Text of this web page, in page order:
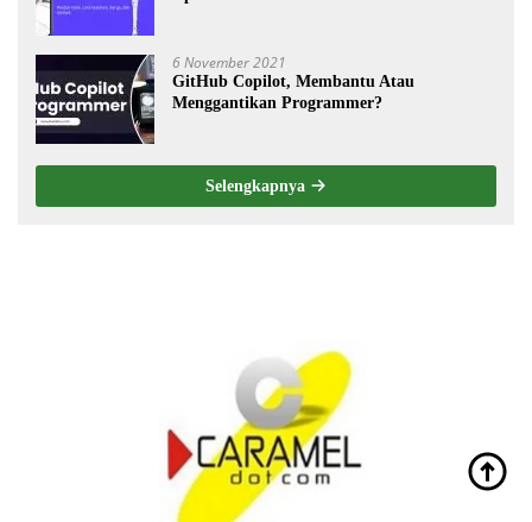
6 November 2021
GitHub Copilot, Membantu Atau
Menggantikan Programmer?
Selengkapnya